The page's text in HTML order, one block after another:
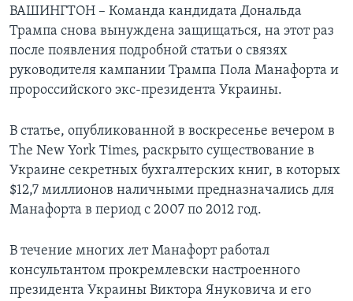
ВАШИНГТОН – Команда кандидата Дональда
Трампа снова вынуждена защищаться, на этот раз
после появления подробной статьи о связях
руководителя кампании Трампа Пола Манафорта и
пророссийского экс-президента Украины.
В статье, опубликованной в воскресенье вечером в
The New York Times, раскрыто существование в
Украине секретных бухгалтерских книг, в которых
$12,7 миллионов наличными предназначались для
Манафорта в период с 2007 по 2012 год.
В течение многих лет Манафорт работал
консультантом прокремлевски настроенного
президента Украины Виктора Януковича и его